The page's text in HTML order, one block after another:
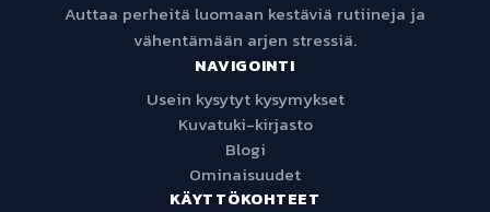
Auttaa perheitä luomaan kestäviä rutiineja ja
vähentämään arjen stressiä.
NAVIGOINTI
Usein kysytyt kysymykset
Kuvatuki-kirjasto
Blogi
Ominaisuudet
KÄYTTÖKOHTEET